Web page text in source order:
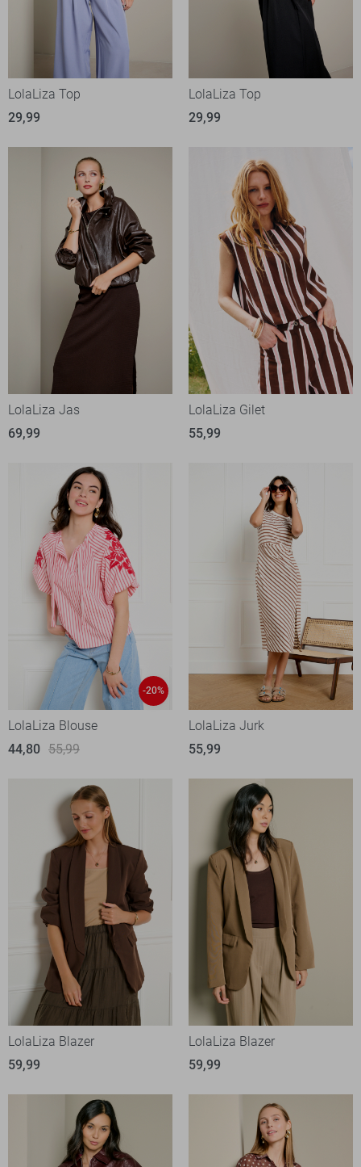
LolaLiza Top
29,99
LolaLiza Top
29,99
LolaLiza Jas
69,99
LolaLiza Gilet
55,99
-20%
LolaLiza Blouse
44,80 55,99
LolaLiza Jurk
55,99
LolaLiza Blazer
59,99
LolaLiza Blazer
59,99